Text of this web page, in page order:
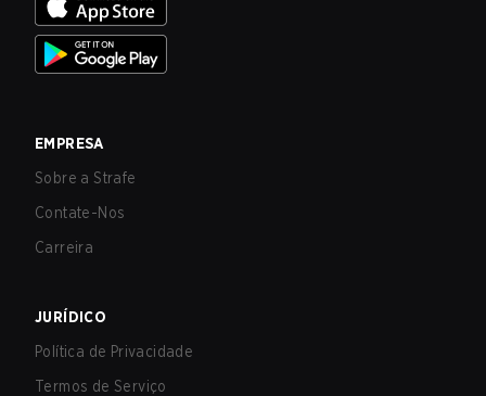
EMPRESA
Sobre a Strafe
Contate-Nos
Carreira
JURÍDICO
Política de Privacidade
Termos de Serviço